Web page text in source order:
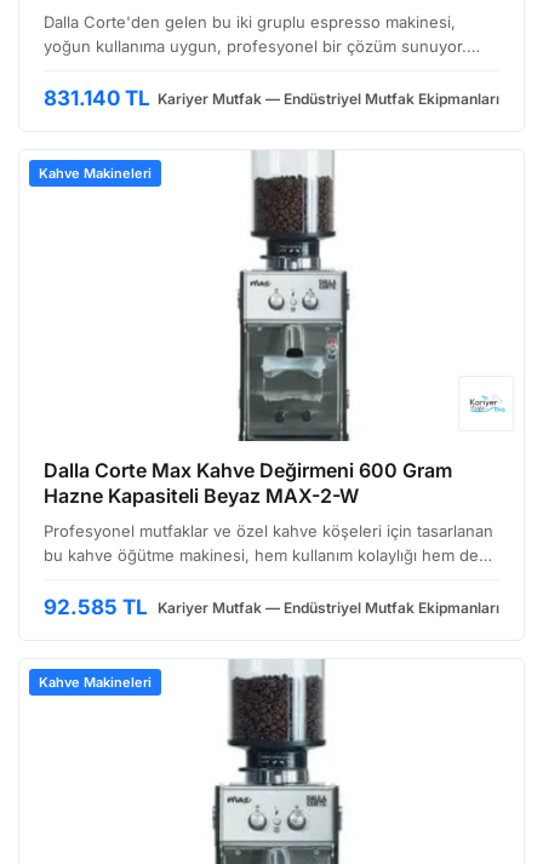
Dalla Corte'den gelen bu iki gruplu espresso makinesi,
yoğun kullanıma uygun, profesyonel bir çözüm sunuyor.
demleme kontrolü ve istikrarlı performans arayan işletme…
831.140 TL Kariyer Mutfak — Endüstriyel Mutfak Ekipmanları
Kahve Makineleri
Dalla Corte Max Kahve Değirmeni 600 Gram
Hazne Kapasiteli Beyaz MAX-2-W
Profesyonel mutfaklar ve özel kahve köşeleri için tasarlanan
bu kahve öğütme makinesi, hem kullanım kolaylığı hem de
sürecinizi optimize etmenize yardımcı olur. Beyaz re…
92.585 TL Kariyer Mutfak — Endüstriyel Mutfak Ekipmanları
Kahve Makineleri